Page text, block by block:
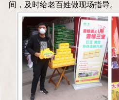
间，及时给老百姓做现场指导。